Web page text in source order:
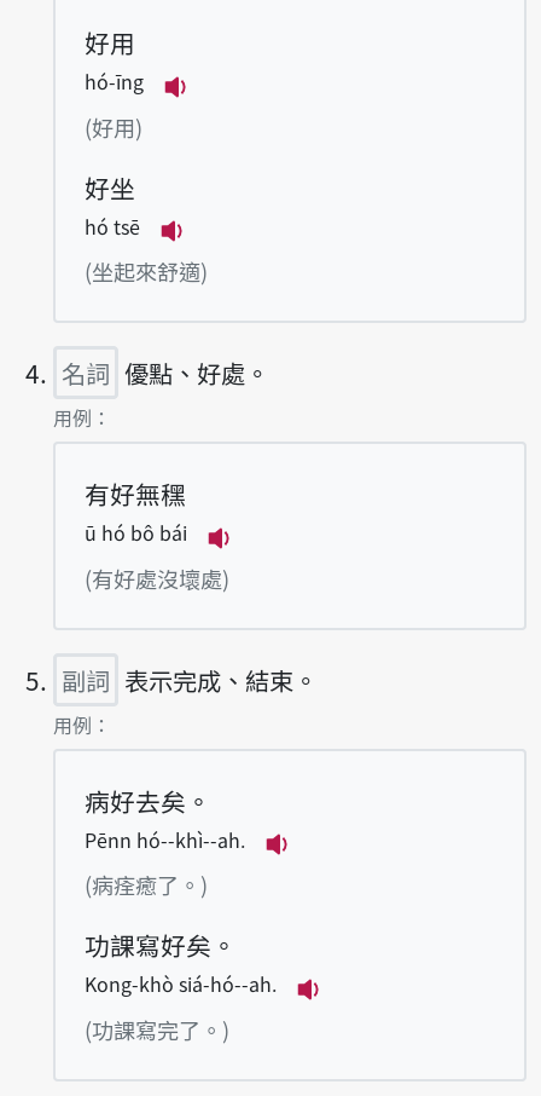
好用
hó-īng
(好用)
好坐
hó tsē
播放例句hó tsē
(坐起來舒適)
名詞 優點、好處。
第4項釋義的
用例：
有好無䆀
ū hó bô bái
播放例句ū hó bô bái
(有好處沒壞處)
副詞 表示完成、結束。
第5項釋義的
用例：
病好去矣。
Pēnn hó--khì--ah.
(病痊癒了。)
功課寫好矣。
Kong-khò siá-hó--ah.
(功課寫完了。)